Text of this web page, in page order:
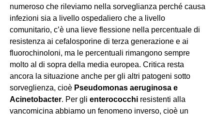
numeroso che rileviamo nella sorveglianza perché causa
infezioni sia a livello ospedaliero che a livello
comunitario, c’è una lieve flessione nella percentuale di
resistenza ai cefalosporine di terza generazione e ai
fluorochinoloni, ma le percentuali rimangono sempre
molto al di sopra della media europea. Critica resta
ancora la situazione anche per gli altri patogeni sotto
sorveglienza, cioè Pseudomonas aeruginosa e
Acinetobacter. Per gli enterococchi resistenti alla
vancomicina abbiamo un fenomeno inverso, cioè un